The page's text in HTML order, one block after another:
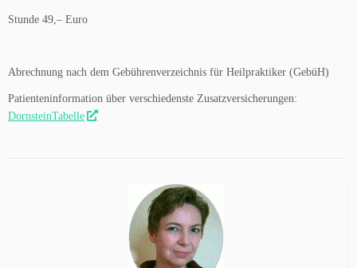
Stunde 49,– Euro
Abrechnung nach dem Gebührenverzeichnis für Heilpraktiker (GebüH)
Patienteninformation über verschiedenste Zusatzversicherungen:
DornsteinTabelle